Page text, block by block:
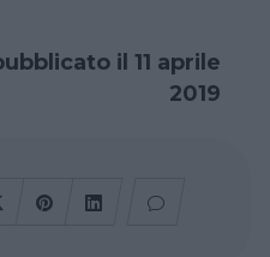
il 11 aprile
2019